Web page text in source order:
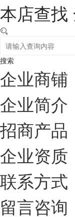
本店查找
搜索
企业商铺
企业简介
招商产品
企业资质
联系方式
留言咨询